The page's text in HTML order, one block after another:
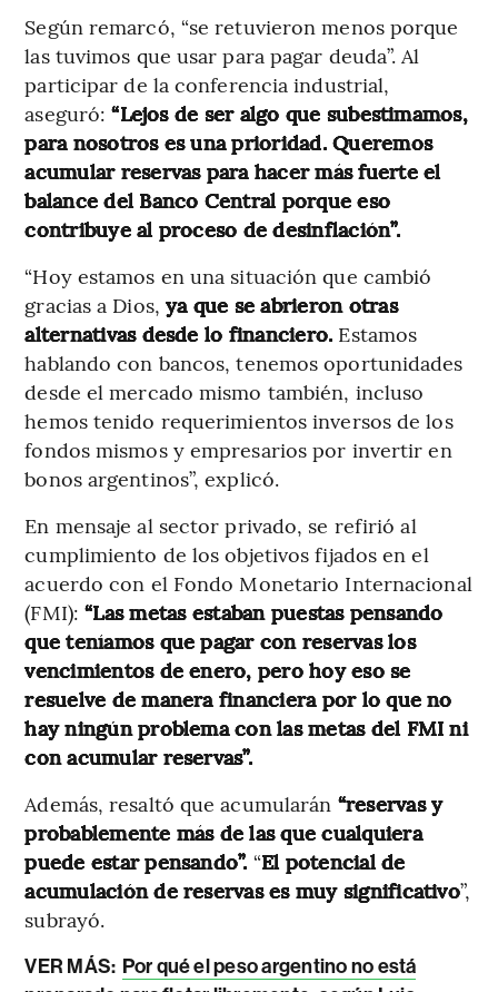
Según remarcó, “se retuvieron menos porque
las tuvimos que usar para pagar deuda”. Al
participar de la conferencia industrial,
aseguró:“Lejos de ser algo que subestimamos,
para nosotros es una prioridad. Queremos
acumular reservas para hacer más fuerte el
balance del Banco Central porque eso
contribuye al proceso de desinflación”.
“Hoy estamos en una situación que cambió
gracias a Dios, ya que se abrieron otras
alternativas desde lo financiero. Estamos
hablando con bancos, tenemos oportunidades
desde el mercado mismo también, incluso
hemos tenido requerimientos inversos de los
fondos mismos y empresarios por invertir en
bonos argentinos”, explicó.
En mensaje al sector privado, se refirió al
cumplimiento de los objetivos fijados en el
acuerdo con el Fondo Monetario Internacional
(FMI): “Las metas estaban puestas pensando
que teníamos que pagar con reservas los
vencimientos de enero, pero hoy eso se
resuelve de manera financiera por lo que no
hay ningún problema con las metas del FMI ni
con acumular reservas”.
Además, resaltó que acumularán “reservas y
probablemente más de las que cualquiera
puede estar pensando”. “El potencial de
acumulación de reservas es muy significativo”,
subrayó.
VER MÁS: Por qué el peso argentino no está